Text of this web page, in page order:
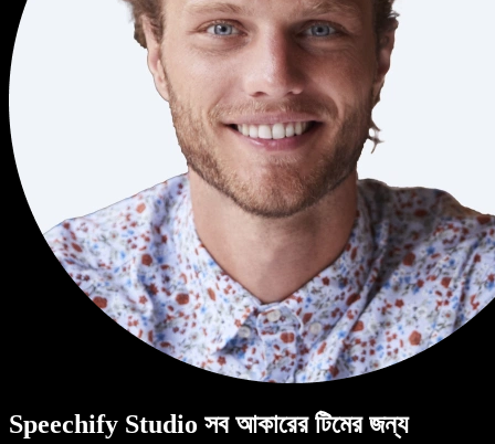
Speechify Studio সব আকারের টিমের জন্য